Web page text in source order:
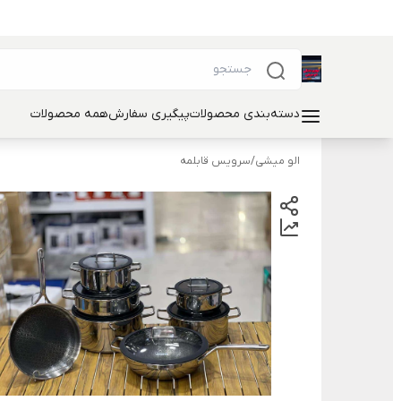
دسته‌بندی محصولاتپیگیری سفارشهمه محصولات
الو میشی/سرویس قابلمه